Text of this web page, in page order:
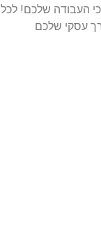
העבודה שלכם! לכל
עסקי שלכם